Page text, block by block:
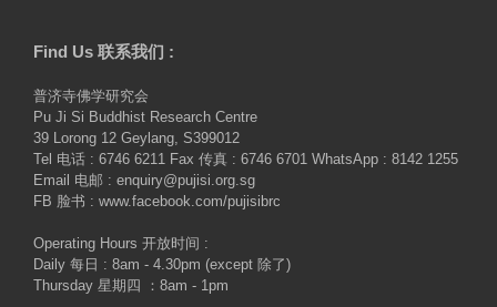
Find Us 联系我们 :
普济寺佛学研究会
Pu Ji Si Buddhist Research Centre
39 Lorong 12 Geylang, S399012
Tel 电话 : 6746 6211 Fax 传真 : 6746 6701 WhatsApp : 8142 1255
Email 电邮 : enquiry@pujisi.org.sg
FB 脸书 : www.facebook.com/pujisibrc
Operating Hours 开放时间 :
Daily 每日 : 8am - 4.30pm (except 除了)
Thursday 星期四 ：8am - 1pm